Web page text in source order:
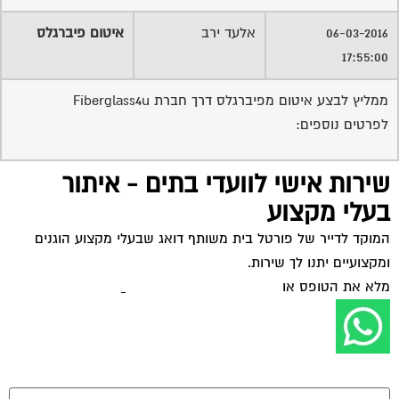
06-03-2016
17:55:00
אלעד ירב איטום פיברגלס
ממליץ לבצע איטום מפיברגלס דרך חברת Fiberglass4u
לפרטים נוספים:
שירות אישי לוועדי בתים - איתור
בעלי מקצוע
המוקד לדייר של פורטל בית משותף דואג שבעלי מקצוע הוגנים
ומקצועיים יתנו לך שירות.
מלא את הטופס אולחץ לשליחת הודעת ווצאפ